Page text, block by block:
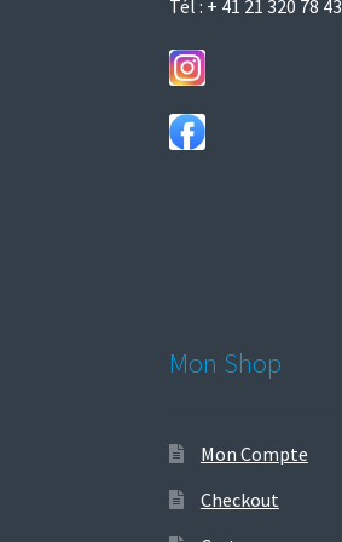
Tél : + 41 21 320 78 43
Mon Shop
Mon Compte
Checkout